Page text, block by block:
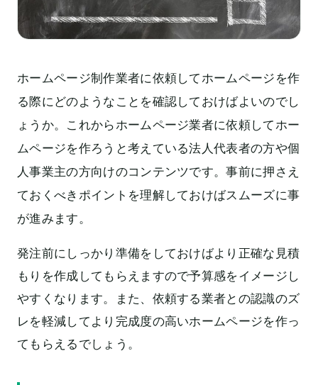
ホームページ制作業者に依頼してホームページを作
る際にどのようなことを確認しておけばよいのでし
ょうか。これからホームページ業者に依頼してホー
ムページを作ろうと考えている法人代表者の方や個
人事業主の方向けのコンテンツです。事前に押さえ
ておくべきポイントを理解しておけばスムーズに事
が進みます。
発注前にしっかり準備をしておけばより正確な見積
もりを作成してもらえますので予算感をイメージし
やすくなります。また、依頼する業者との認識のズ
レを軽減してより完成度の高いホームページを作っ
てもらえるでしょう。